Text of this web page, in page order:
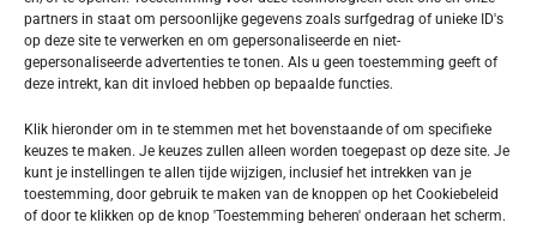
partners in staat om persoonlijke gegevens zoals surfgedrag of unieke ID's
op deze site te verwerken en om gepersonaliseerde en niet-
gepersonaliseerde advertenties te tonen. Als u geen toestemming geeft of
deze intrekt, kan dit invloed hebben op bepaalde functies.
Klik hieronder om in te stemmen met het bovenstaande of om specifieke
keuzes te maken. Je keuzes zullen alleen worden toegepast op deze site. Je
kunt je instellingen te allen tijde wijzigen, inclusief het intrekken van je
toestemming, door gebruik te maken van de knoppen op het Cookiebeleid
of door te klikken op de knop 'Toestemming beheren' onderaan het scherm.
Hydratatie en Bescherming
De multimoleculaire hyaluronzuren binden vocht in de verschillende
lagen van je huid en helpen transepidermaal waterverlies te voorkomen.
Verrijkt met het exclusieve BIOGEN PLANT EXTRACT van DOCTOR
BABOR, worden de natuurlijke regeneratieprocessen van je huid
gestimuleerd, wat de jeugdige veerkracht en vitaliteit van je huid
bevordert.